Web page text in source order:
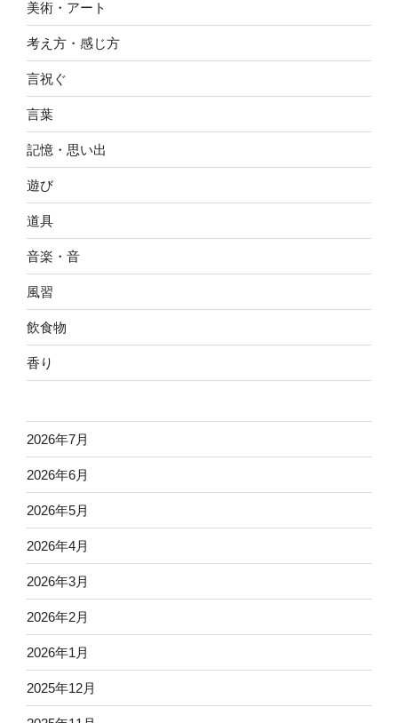
美術・アート
考え方・感じ方
言祝ぐ
言葉
記憶・思い出
遊び
道具
音楽・音
風習
飲食物
香り
2026年7月
2026年6月
2026年5月
2026年4月
2026年3月
2026年2月
2026年1月
2025年12月